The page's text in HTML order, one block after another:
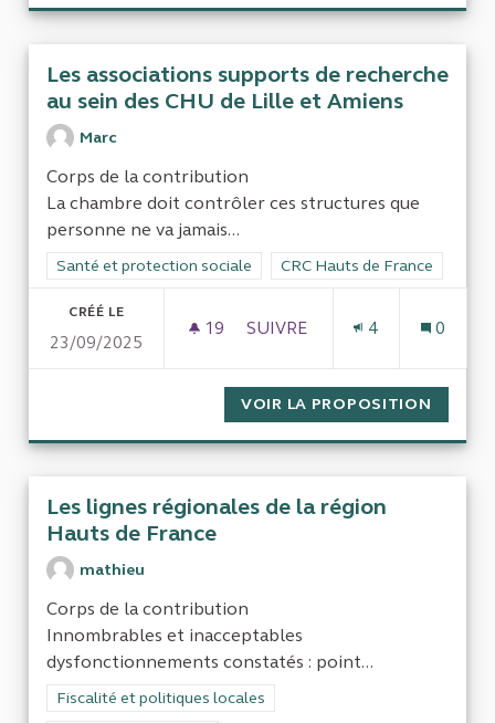
Les associations supports de recherche
au sein des CHU de Lille et Amiens
Marc
Corps de la contribution
La chambre doit contrôler ces structures que
personne ne va jamais...
Filtrer les résultats de la catégorie : Santé et protection
Santé et protection sociale Filtrer les résultats pour le
CRC Hauts de France
CRÉÉ LE
23/09/2025
19 19 ABONNÉS
SUIVRE
4 0
VOIR LA PROPOSITION
Les lignes régionales de la région
Hauts de France
mathieu
Corps de la contribution
Innombrables et inacceptables
dysfonctionnements constatés : point...
Filtrer les résultats de la catégorie : Fiscalité et politiques
Fiscalité et politiques locales